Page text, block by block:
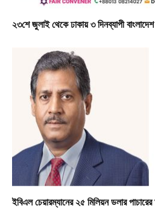
২৩শে জুলাই থেকে ঢাকায় ৩ দিনব্যাপী
ইবিএল চেয়ারম্যানের ২৫ মিলিয়ন ডলার